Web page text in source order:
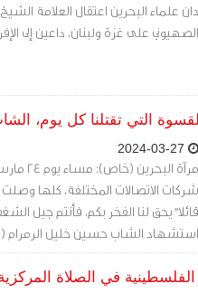
دان علماء البحرين اعتقال العلامة
الصهيوني على غزة ولبنان، داعين إلى
التي تقتلنا كل يوم،
شركات الاتصالات المختلفة، كلها
قائلا"يحق لنا الفخر بكم، فأنتم جيل
استشهاد الشاب حسين خليل الرمرام (32 عاما) في سجن جوّ المركزي.
في الصلاة المركزية